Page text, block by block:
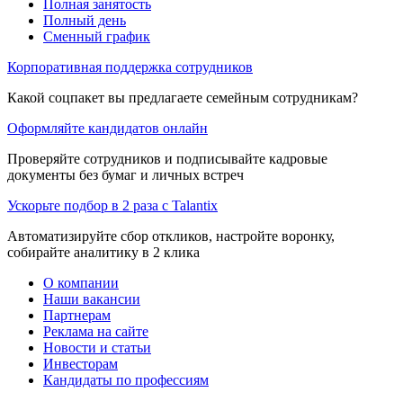
Полная занятость
Полный день
Сменный график
Корпоративная поддержка сотрудников
Какой соцпакет вы предлагаете семейным сотрудникам?
Оформляйте кандидатов онлайн
Проверяйте сотрудников и подписывайте кадровые
документы без бумаг и личных встреч
Ускорьте подбор в 2 раза с Talantix
Автоматизируйте сбор откликов, настройте воронку,
собирайте аналитику в 2 клика
О компании
Наши вакансии
Партнерам
Реклама на сайте
Новости и статьи
Инвесторам
Кандидаты по профессиям